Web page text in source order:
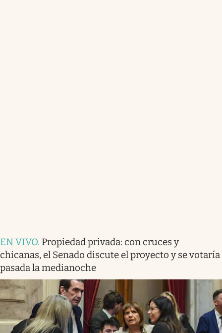
EN VIVO. Propiedad privada: con cruces y
chicanas, el Senado discute el proyecto y se votaría
pasada la medianoche